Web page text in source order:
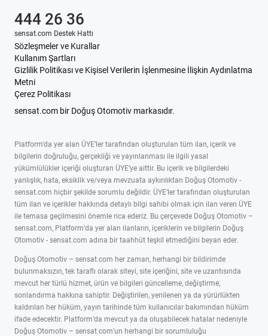
Sözleşmeler ve Kurallar
Kullanım Şartları
Gizlilik Politikası ve Kişisel Verilerin İşlenmesine İlişkin Aydınlatma
Metni
Çerez Politikası
sensat.com bir Doğuş Otomotiv markasıdır.
444 26 36
sensat.com Destek Hattı
Platform'da yer alan ÜYE’ler tarafından oluşturulan tüm ilan, içerik ve
bilgilerin doğruluğu, gerçekliği ve yayınlanması ile ilgili yasal
yükümlülükler içeriği oluşturan ÜYE’ye aittir. Bu içerik ve bilgilerdeki
yanlışlık, hata, eksiklik ve/veya mevzuata aykırılıktan Doğuş Otomotiv -
sensat.com hiçbir şekilde sorumlu değildir. ÜYE’ler tarafından oluşturulan
tüm ilan ve içerikler hakkında detaylı bilgi sahibi olmak için ilan veren ÜYE
ile temasa geçilmesini önemle rica ederiz. Bu çerçevede Doğuş Otomotiv –
sensat.com, Platform’da yer alan ilanların, içeriklerin ve bilgilerin Doğuş
Otomotiv - sensat.com adına bir taahhüt teşkil etmediğini beyan eder.
Doğuş Otomotiv – sensat.com her zaman, herhangi bir bildirimde
bulunmaksızın, tek taraflı olarak siteyi, site içeriğini, site ve uzantısında
mevcut her türlü hizmet, ürün ve bilgileri güncelleme, değiştirme,
sonlandırma hakkına sahiptir. Değiştirilen, yenilenen ya da yürürlükten
kaldırılan her hüküm, yayın tarihinde tüm kullanıcılar bakımından hüküm
ifade edecektir. Platform’da mevcut ya da oluşabilecek hatalar nedeniyle
Doğuş Otomotiv – sensat.com’un herhangi bir sorumluluğu